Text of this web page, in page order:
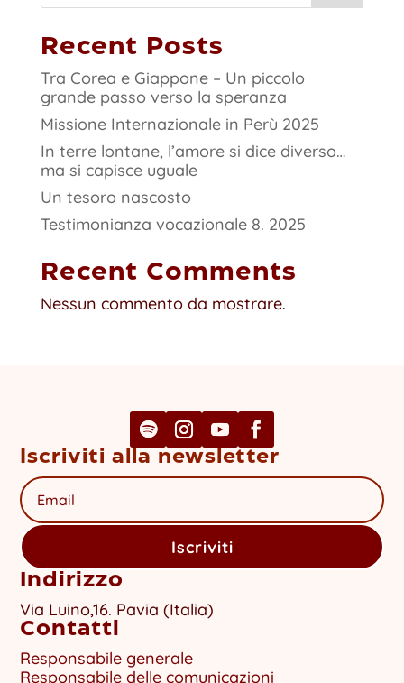
Recent Posts
Tra Corea e Giappone – Un piccolo
grande passo verso la speranza
Missione Internazionale in Perù 2025
In terre lontane, l’amore si dice diverso…
ma si capisce uguale
Un tesoro nascosto
Testimonianza vocazionale 8. 2025
Recent Comments
Nessun commento da mostrare.
Iscriviti alla newsletter
Iscriviti
Indirizzo
Via Luino,16. Pavia (Italia)
Contatti
Responsabile generale
Responsabile delle comunicazioni